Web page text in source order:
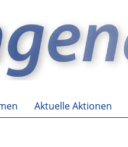
Aktuelle Aktionen